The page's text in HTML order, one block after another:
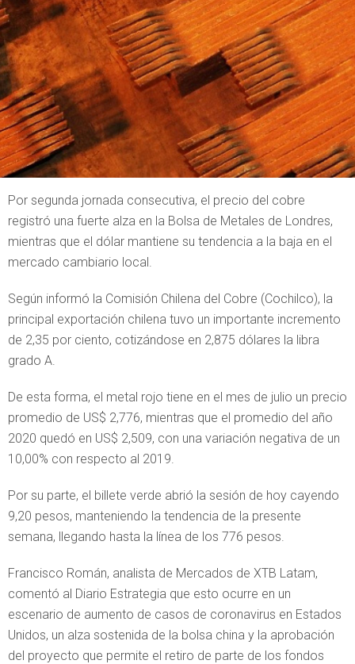
Por segunda jornada consecutiva, el precio del cobre
registró una fuerte alza en la Bolsa de Metales de Londres,
mientras que el dólar mantiene su tendencia a la baja en el
mercado cambiario local.
Según informó la Comisión Chilena del Cobre (Cochilco), la
principal exportación chilena tuvo un importante incremento
de 2,35 por ciento, cotizándose en 2,875 dólares la libra
grado A.
De esta forma, el metal rojo tiene en el mes de julio un precio
promedio de US$ 2,776, mientras que el promedio del año
2020 quedó en US$ 2,509, con una variación negativa de un
10,00% con respecto al 2019.
Por su parte, el billete verde abrió la sesión de hoy cayendo
9,20 pesos, manteniendo la tendencia de la presente
semana, llegando hasta la línea de los 776 pesos.
Francisco Román, analista de Mercados de XTB Latam,
comentó al Diario Estrategia que esto ocurre en un
escenario de aumento de casos de coronavirus en Estados
Unidos, un alza sostenida de la bolsa china y la aprobación
del proyecto que permite el retiro de parte de los fondos